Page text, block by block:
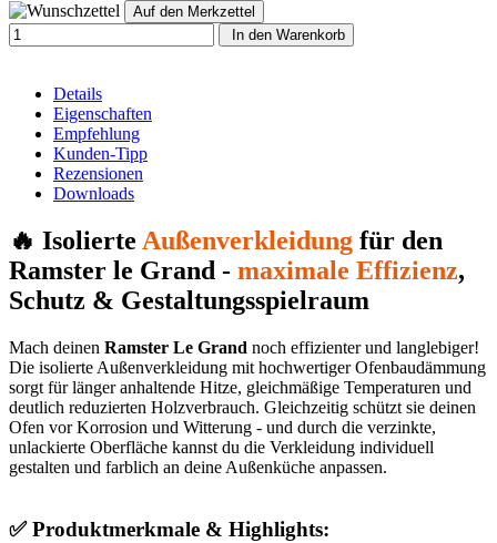
In den Warenkorb
Details
Eigenschaften
Empfehlung
Kunden-Tipp
Rezensionen
Downloads
🔥 Isolierte Außenverkleidung für den
Ramster le Grand - maximale Effizienz,
Schutz & Gestaltungsspielraum
Mach deinen Ramster Le Grand noch effizienter und langlebiger!
Die isolierte Außenverkleidung mit hochwertiger Ofenbaudämmung
sorgt für länger anhaltende Hitze, gleichmäßige Temperaturen und
deutlich reduzierten Holzverbrauch. Gleichzeitig schützt sie deinen
Ofen vor Korrosion und Witterung - und durch die verzinkte,
unlackierte Oberfläche kannst du die Verkleidung individuell
gestalten und farblich an deine Außenküche anpassen.
✅Produktmerkmale & Highlights: